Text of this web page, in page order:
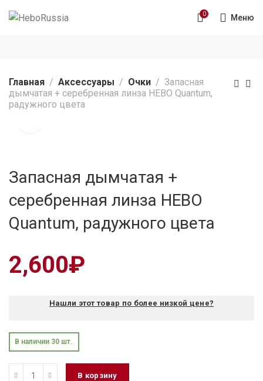
0 Меню
Главная Аксессуары Очки
Запасная
дымчатая + серебренная линза HEBO Quantum,
радужного цвета
Запасная дымчатая +
серебренная линза HEBO
Quantum, радужного цвета
2,600₽
Нашли этот товар по более низкой цене?
В наличии 30 шт.
В корзину